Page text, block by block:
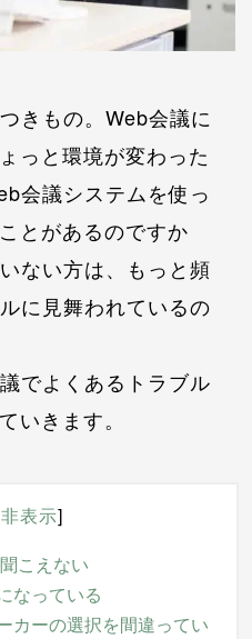
きもの。Web会議に
っと環境が変わった
会議システムを使っ
とがあるのですか
ない方は、もっと頻
に見舞われているの
でよくあるトラブル
いきます。
非表示]
こえない
なっている
カーの選択を間違ってい